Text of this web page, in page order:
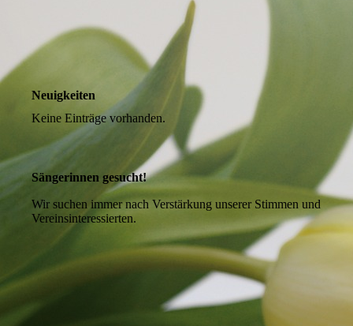
Neuigkeiten
Keine Einträge vorhanden.
Sängerinnen gesucht!
Wir suchen immer nach Verstärkung unserer Stimmen und
Vereinsinteressierten.